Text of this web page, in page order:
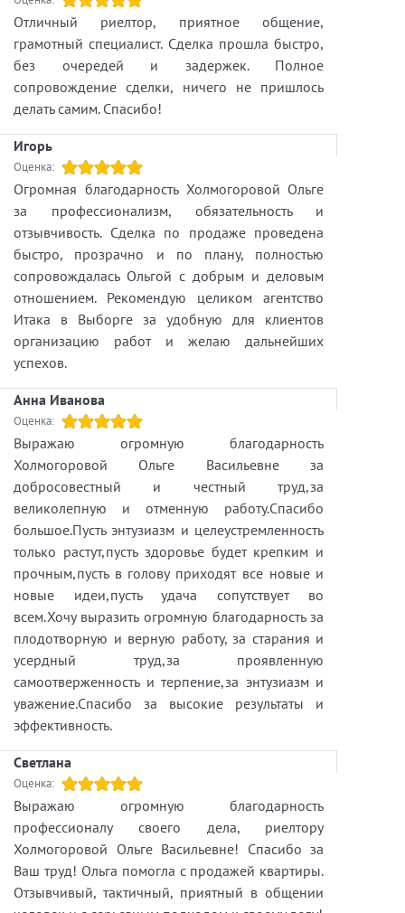
Отличный риелтор, приятное общение,
грамотный специалист. Сделка прошла быстро,
без очередей и задержек. Полное
сопровождение сделки, ничего не пришлось
делать самим. Спасибо!
Игорь
Оценка:
Огромная благодарность Холмогоровой Ольге
за профессионализм, обязательность и
отзывчивость. Сделка по продаже проведена
быстро, прозрачно и по плану, полностью
сопровождалась Ольгой с добрым и деловым
отношением. Рекомендую целиком агентство
Итака в Выборге за удобную для клиентов
организацию работ и желаю дальнейших
успехов.
Анна Иванова
Оценка:
Выражаю огромную благодарность
Холмогоровой Ольге Васильевне за
добросовестный и честный труд,за
великолепную и отменную работу.Спасибо
большое.Пусть энтузиазм и целеустремленность
только растут,пусть здоровье будет крепким и
прочным,пусть в голову приходят все новые и
новые идеи,пусть удача сопутствует во
всем.Хочу выразить огромную благодарность за
плодотворную и верную работу, за старания и
усердный труд,за проявленную
самоотверженность и терпение,за энтузиазм и
уважение.Спасибо за высокие результаты и
эффективность.
Светлана
Оценка:
Выражаю огромную благодарность
профессионалу своего дела, риелтору
Холмогоровой Ольге Васильевне! Спасибо за
Ваш труд! Ольга помогла с продажей квартиры.
Отзывчивый, тактичный, приятный в общении